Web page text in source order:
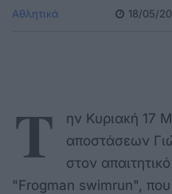
Αθλητικά 18/05/
Τ
ην Κυριακή 17
αποστάσεων
στον
"Frogman swimrun",